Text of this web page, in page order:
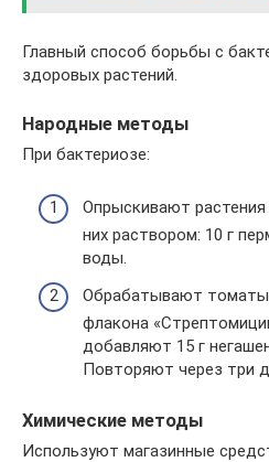
Главный способ борьбы с
здоровых растений.
Народные методы
При бактериозе:
Опрыскивают
них раствором: 10 г
воды.
Обрабатывают томаты
флакона
добавляют 15 г
Повторяют через три
Химические методы
Используют магазинные